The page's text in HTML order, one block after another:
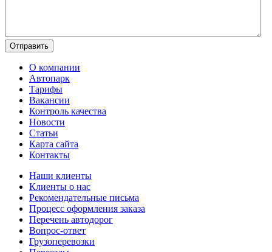
О компании
Автопарк
Тарифы
Вакансии
Контроль качества
Новости
Статьи
Карта сайта
Контакты
Наши клиенты
Клиенты о нас
Рекомендательные письма
Процесс оформления заказа
Перечень автодорог
Вопрос-ответ
Грузоперевозки